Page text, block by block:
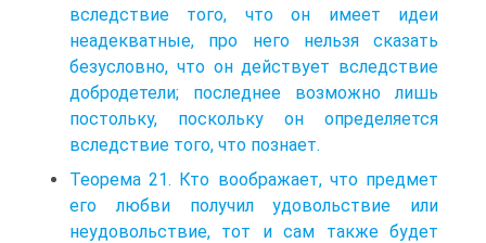
вследствие того, что он имеет идеи
неадекватные, про него нельзя сказать
безусловно, что он действует вследствие
добродетели; последнее возможно лишь
постольку, поскольку он определяется
вследствие того, что познает.
Теорема 21. Кто воображает, что предмет
его любви получил удовольствие или
неудовольствие, тот и сам также будет